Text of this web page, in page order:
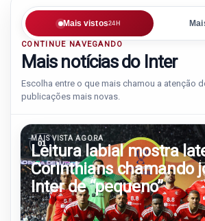
Mais vistos24H
CONTINUE NAVEGANDO
Mais notícias do Inter
Escolha entre o que mais chamou a atenção
publicações mais novas.
01
MAIS VISTA AGORA
Leitura labial mostra
Corinthians chamando
Inter de “pequeno”